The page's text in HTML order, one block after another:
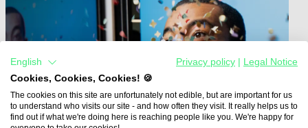
English Privacy policy
Legal Notice
Cookies, Cookies, Cookies! 🍪
The cookies on this site are unfortunately not edible, but are important for us
to understand who visits our site - and how often they visit. It really helps us to
find out if what we're doing here is reaching people like you. We're happy for